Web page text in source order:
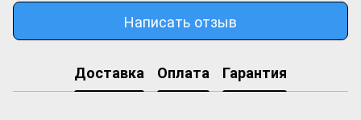
Написать отзыв
Доставка Оплата Гарантия